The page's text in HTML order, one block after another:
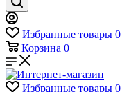
Избранные товары 0
Корзина 0
Избранные товары 0